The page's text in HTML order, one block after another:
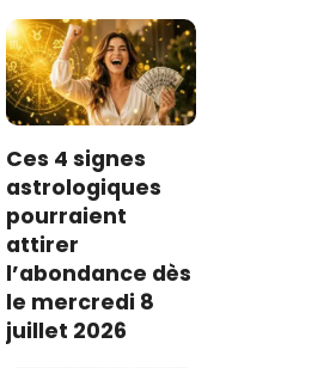
Ces 4 signes
astrologiques
pourraient
attirer
l’abondance dès
le mercredi 8
juillet 2026